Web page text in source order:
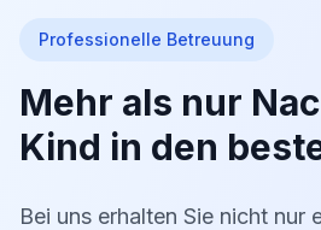
Professionelle Betreuung
Mehr als nur
Kind in den
Bei uns erhalten Sie nicht nur